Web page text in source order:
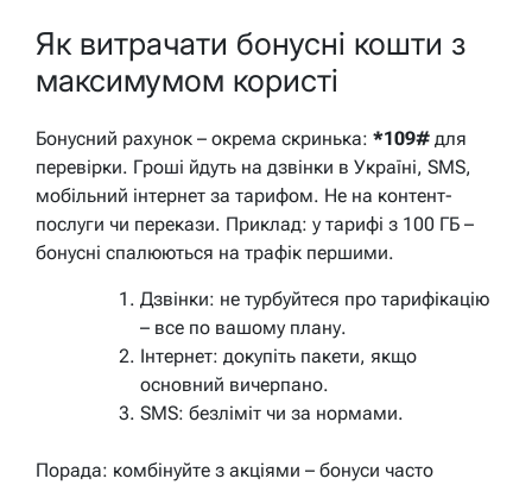
Як витрачати бонусні кошти з
максимумом користі
Бонусний рахунок – окрема скринька: *109# для
перевірки. Гроші йдуть на дзвінки в Україні, SMS,
мобільний інтернет за тарифом. Не на контент-
послуги чи перекази. Приклад: у тарифі з 100 ГБ –
бонусні спалюються на трафік першими.
Дзвінки: не турбуйтеся про тарифікацію
– все по вашому плану.
Інтернет: докупіть пакети, якщо
основний вичерпано.
SMS: безліміт чи за нормами.
Порада: комбінуйте з акціями – бонуси часто